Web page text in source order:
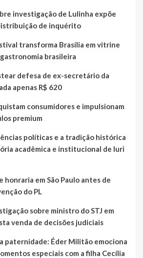
investigação de Lulinha expõe
de inquérito
transforma Brasília em vitrine
brasileira
defesa de ex-secretário da
apenas R$ 620
consumidores e impulsionam
premium
políticas e a tradição histórica
acadêmica e institucional de Iuri
honraria em São Paulo antes de
do PL
sobre ministro do STJ em
venda de decisões judiciais
paternidade: Éder Militão emociona
especiais com a filha Cecília